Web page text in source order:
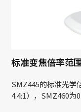
标准变焦倍率范围
SMZ445的标准光学
4.4:1），SMZ460为